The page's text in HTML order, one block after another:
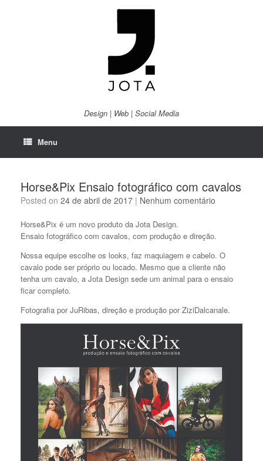
Design | Web | Social Media
Menu
Horse&Pix Ensaio fotográfico com cavalos
Posted on 24 de abril de 2017 | Nenhum comentário
Horse&Pix é um novo produto da Jota Design.
Ensaio fotográfico com cavalos, com produção e direção.
Nossa equipe escolhe os looks, faz maquiagem e cabelo. O
cavalo pode ser próprio ou locado. Mesmo que a cliente não
tenha um cavalo, a Jota Design sede um animal para o ensaio
ficar completo.
Fotografia por JuRibas, direção e produção por ZiziDalcanale.